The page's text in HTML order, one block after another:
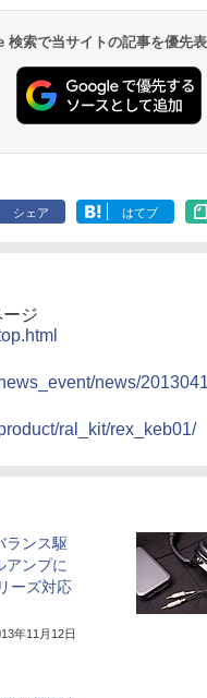
検索で当サイトの記事を優先
シェア はてブ
ジ
news/
ral_kit/rex_keb01/
ランス駆
アンプに
ーズ対応
年11月12日